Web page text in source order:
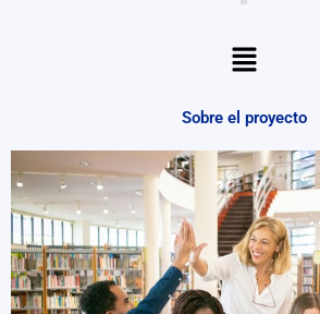
Menu
Sobre el proyecto